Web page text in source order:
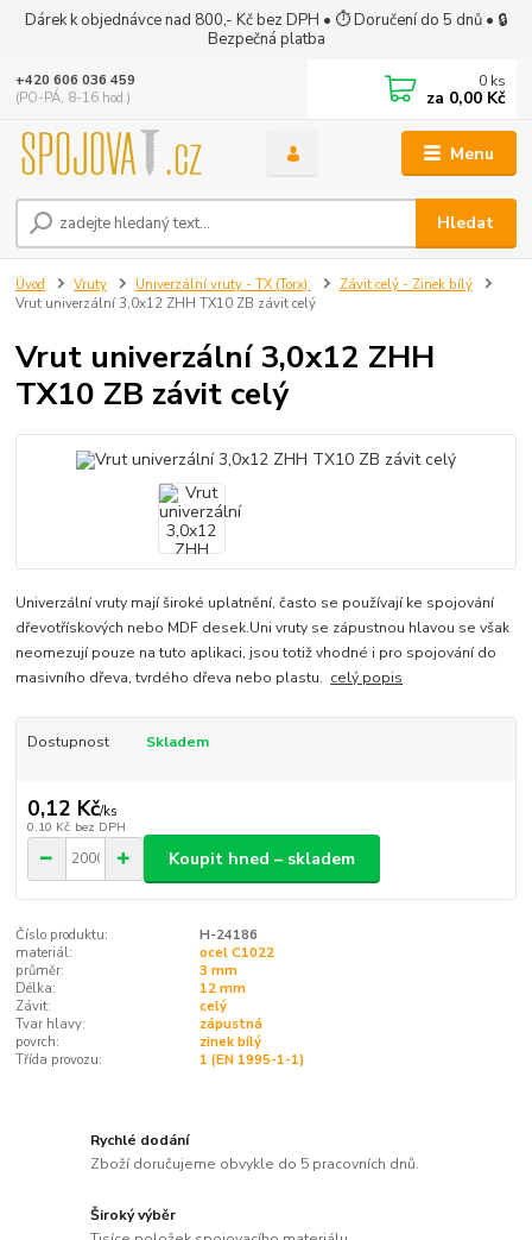
Dárek k objednávce nad 800,- Kč bez DPH • ⏱ Doručení do 5 dnů • 🔒
Bezpečná platba
Menu
Hledat
+420 606 036 459
(PO-PÁ, 8-16 hod.)
0 ks
za 0,00 Kč
Úvod Vruty Univerzální vruty - TX (Torx)
Závit celý - Zinek bílý
Vrut univerzální 3,0x12 ZHH TX10 ZB závit celý
Vrut univerzální 3,0x12 ZHH
TX10 ZB závit celý
Univerzální vruty mají široké uplatnění, často se používají ke spojování
dřevotřískových nebo MDF desek.Uni vruty se zápustnou hlavou se však
neomezují pouze na tuto aplikaci, jsou totiž vhodné i pro spojování do
masivního dřeva, tvrdého dřeva nebo plastu. celý popis
Dostupnost Skladem
0,12 Kč/ks
0,10 Kč bez DPH
Koupit hned – skladem
Číslo produktu:
H-24186
materiál:
ocel C1022
průměr:
3 mm
Délka:
12 mm
Závit:
celý
Tvar hlavy:
zápustná
povrch:
zinek bílý
Třída provozu:
1 (EN 1995-1-1)
Rychlé dodání
Zboží doručujeme obvykle do 5 pracovních dnů.
Široký výběr